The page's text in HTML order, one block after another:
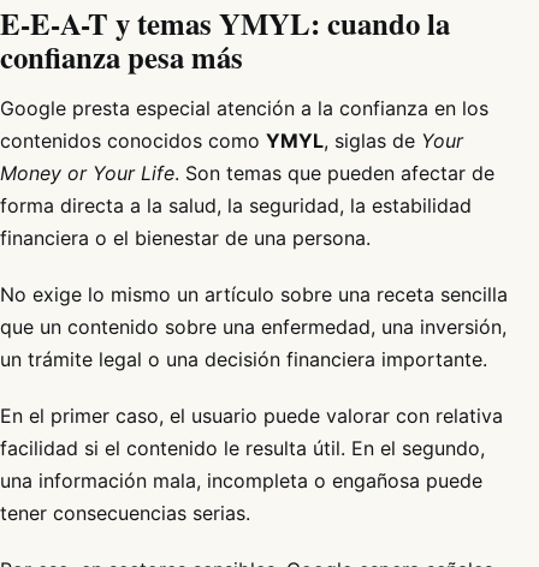
E-E-A-T y temas YMYL: cuando la
confianza pesa más
Google presta especial atención a la confianza en los
contenidos conocidos como YMYL, siglas de Your
Money or Your Life. Son temas que pueden afectar de
forma directa a la salud, la seguridad, la estabilidad
financiera o el bienestar de una persona.
No exige lo mismo un artículo sobre una receta sencilla
que un contenido sobre una enfermedad, una inversión,
un trámite legal o una decisión financiera importante.
En el primer caso, el usuario puede valorar con relativa
facilidad si el contenido le resulta útil. En el segundo,
una información mala, incompleta o engañosa puede
tener consecuencias serias.